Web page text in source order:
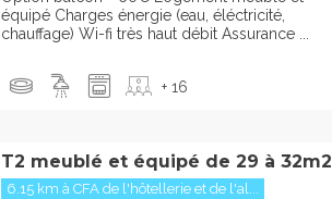
équipé Charges énergie (eau, éléctricité,
chauffage) Wi-fi très haut débit Assurance ...
+ 16
T2 meublé et équipé de 29 à 32m2
6.15 km à CFA de l'hôtellerie et de l'al...